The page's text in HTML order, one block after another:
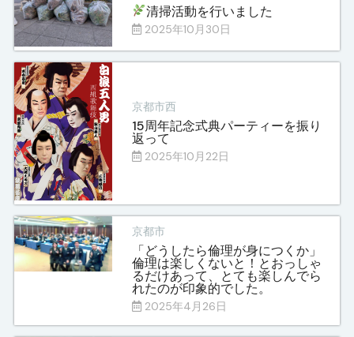
清掃活動を行いました
2025年10月30日
京都市西
15周年記念式典パーティーを振り
返って
2025年10月22日
京都市
「どうしたら倫理が身につくか」
倫理は楽しくないと！とおっしゃ
るだけあって、とても楽しんでら
れたのが印象的でした。
2025年4月26日